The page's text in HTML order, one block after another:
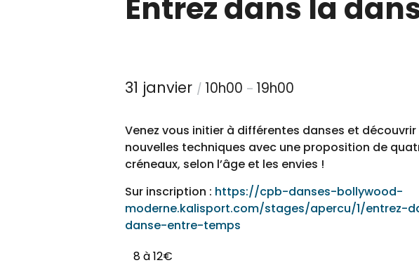
Entrez dans la
31 janvier / 10h00 – 19h00
Venez vous initier à différentes danses et découvrir
nouvelles techniques avec une proposition de
créneaux, selon l’âge et les envies !
Sur inscription : https://cpb-danses-bollywood-
moderne.kalisport.com/stages/apercu/1/entrez-
danse-entre-temps
8 à 12€